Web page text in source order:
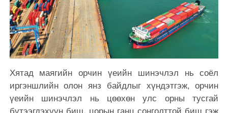
Хятад маягийн орчин үеийн шинэчлэл нь соёл
иргэншлийн олон янз байдлыг хүндэтгэж, орчин
үеийн шинэчлэл нь цөөхөн улс орны тусгай